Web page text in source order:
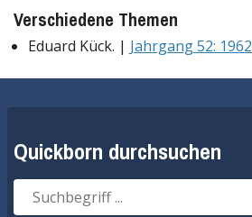
Verschiedene Themen
Eduard Kück. | Jahrgang 52: 1962
Quickborn durchsuchen
Suche
nach: